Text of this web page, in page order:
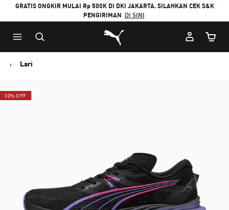
GRATIS ONGKIR MULAI Rp 500K DI DKI JAKARTA. SILAHKAN CEK S&K
PENGIRIMAN DI SINI
Puma Beranda
Lari
30% OFF